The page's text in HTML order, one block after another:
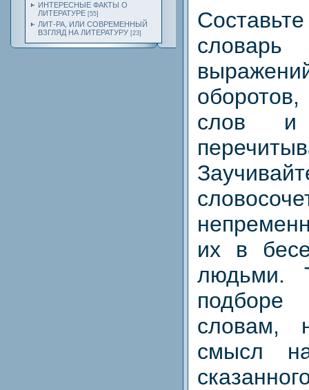
ИНТЕРЕСНЫЕ ФАКТЫ О
ЛИТЕРАТУРЕ [55]
ЛИТ-РА, ИЛИ СОВРЕМЕННЫЙ
ВЗГЛЯД НА ЛИТЕРАТУРУ [23]
словарь
слов и
их в
людьми.
словам,
смысл